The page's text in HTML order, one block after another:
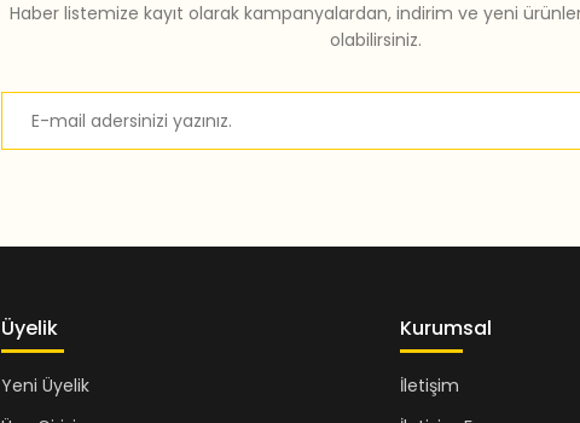
Haber listemize kayıt olarak kampanyalardan, indirim ve yeni
olabilirsiniz.
Üyelik
Yeni Üyelik
Kurumsal
İletişim